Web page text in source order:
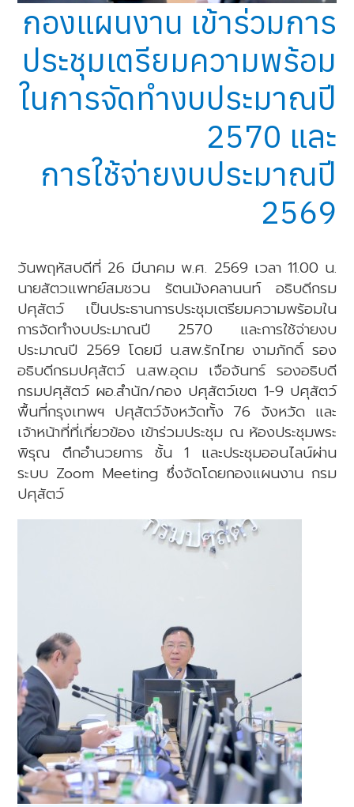
กองแผนงาน เข้าร่วมการ
ประชุมเตรียมความพร้อม
ในการจัดทำงบประมาณปี
2570 และ
การใช้จ่ายงบประมาณปี
2569
วันพฤหัสบดีที่ 26 มีนาคม พ.ศ. 2569 เวลา 11.00 น.
นายสัตวแพทย์สมชวน รัตนมังคลานนท์ อธิบดีกรม
ปศุสัตว์ เป็นประธานการประชุมเตรียมความพร้อมใน
การจัดทำงบประมาณปี 2570 และการใช้จ่ายงบ
ประมาณปี 2569 โดยมี น.สพ.รักไทย งามภักดิ์ รอง
อธิบดีกรมปศุสัตว์ น.สพ.อุดม เจือจันทร์ รองอธิบดี
กรมปศุสัตว์ ผอ.สำนัก/กอง ปศุสัตว์เขต 1-9 ปศุสัตว์
พื้นที่กรุงเทพฯ ปศุสัตว์จังหวัดทั้ง 76 จังหวัด และ
เจ้าหน้าที่ที่เกี่ยวข้อง เข้าร่วมประชุม ณ ห้องประชุมพระ
พิรุณ ตึกอำนวยการ ชั้น 1 และประชุมออนไลน์ผ่าน
ระบบ Zoom Meeting ซึ่งจัดโดยกองแผนงาน กรม
ปศุสัตว์